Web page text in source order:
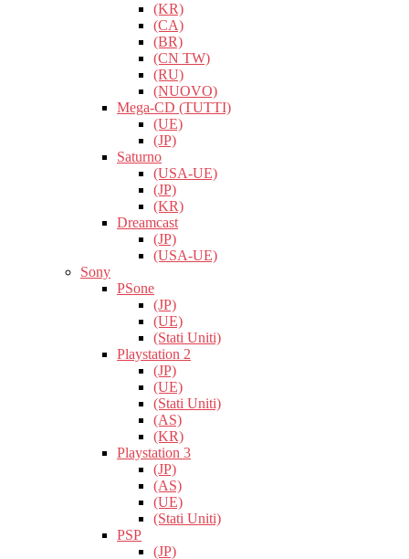
(KR)
(CA)
(BR)
(CN TW)
(RU)
(NUOVO)
Mega-CD (TUTTI)
(UE)
(JP)
Saturno
(USA-UE)
(JP)
(KR)
Dreamcast
(JP)
(USA-UE)
Sony
PSone
(JP)
(UE)
(Stati Uniti)
Playstation 2
(JP)
(UE)
(Stati Uniti)
(AS)
(KR)
Playstation 3
(JP)
(AS)
(UE)
(Stati Uniti)
PSP
(JP)